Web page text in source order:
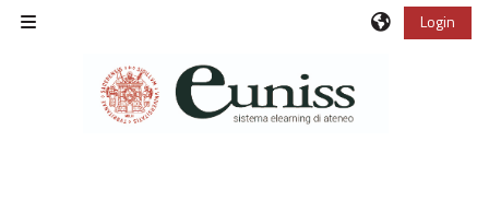
Vai al contenuto principale
Login